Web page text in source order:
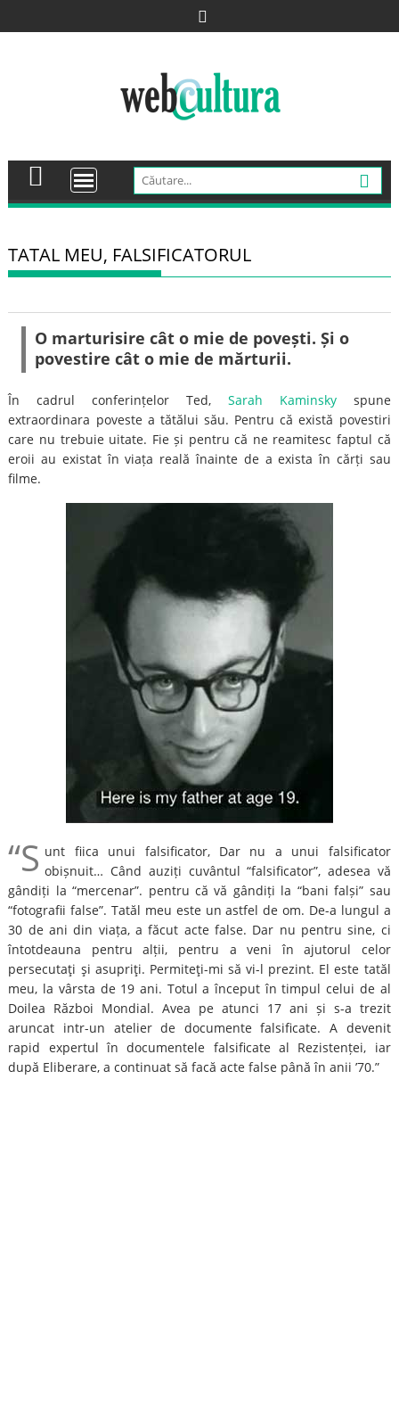
to
TATAL MEU, FALSIFICATORUL
O marturisire cât o mie de povești. Și o
povestire cât o mie de mărturii.
În cadrul conferințelor Ted, Sarah Kaminskyspune
extraordinara poveste a tătălui său. Pentru că există povestiri
care nu trebuie uitate. Fie și pentru că ne reamitesc faptul că
eroii au existat în viața reală înainte de a exista în cărți sau
filme.
“S unt fiica unui falsificator, Dar nu a unui falsificator
obișnuit… Când auziți cuvântul “falsificator”, adesea vă
gândiți la “mercenar”. pentru că vă gândiți la “bani falși” sau
“fotografii false”. Tatăl meu este un astfel de om. De-a lungul a
30 de ani din viața, a făcut acte false. Dar nu pentru sine, ci
întotdeauna pentru alții, pentru a veni în ajutorul celor
persecutaţi şi asupriţi. Permiteţi-mi să vi-l prezint. El este tatăl
meu, la vârsta de 19 ani. Totul a început în timpul celui de al
Doilea Război Mondial. Avea pe atunci 17 ani și s-a trezit
aruncat intr-un atelier de documente falsificate. A devenit
rapid expertul în documentele falsificate al Rezistenței, iar
după Eliberare, a continuat să facă acte false până în anii ’70.”